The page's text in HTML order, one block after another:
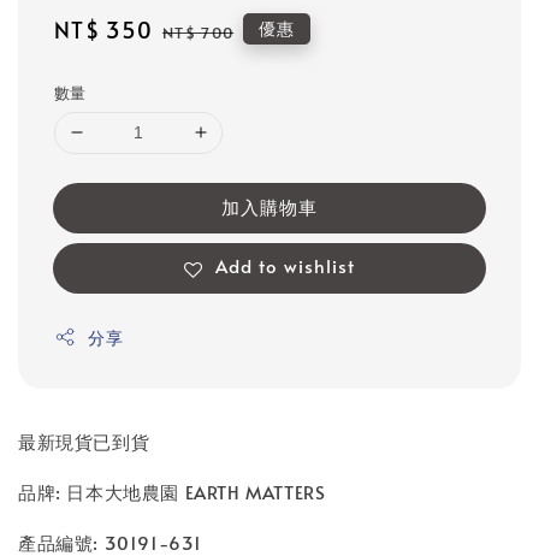
Sale
NT$ 350 Regular
NT$ 700 優惠
數量
加入購物車
Add to wishlist
分享
最新現貨已到貨
品牌: 日本大地農園 EARTH MATTERS
產品編號: 30191-631